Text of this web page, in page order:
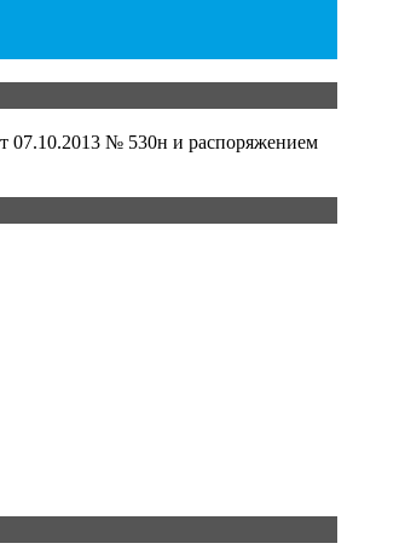
07.10.2013 № 530н и распоряжением